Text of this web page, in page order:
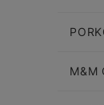
M&M